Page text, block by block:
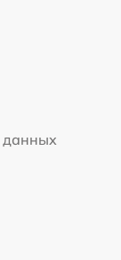
данных